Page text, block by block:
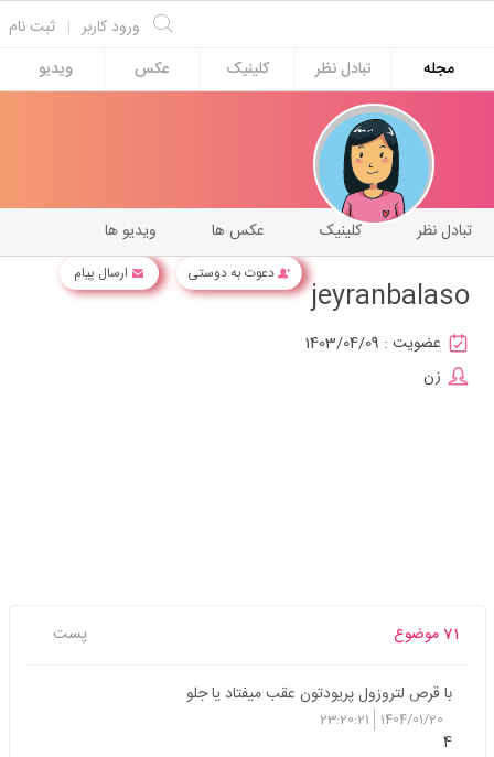
ثبت نام | ورود کاربر
مجله
تبادل نظر کلینیک عکس ویدیو
دعوت به دوستی ارسال پیام
ویدیو ها عکس ها کلینیک تبادل نظر
jeyranbalaso
عضویت : 1403/04/09
زن
71 موضوع پست
با قرص لتروزول پریودتون عقب میفتاد یا جلو
1404/01/20
23:20:21
4